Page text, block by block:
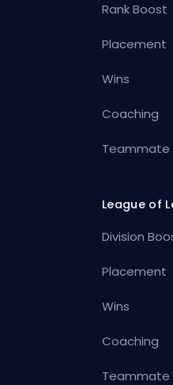
Rank Boost
Placement
Wins
Coaching
Teammate
League of
Division
Placement
Wins
Coaching
Teammate